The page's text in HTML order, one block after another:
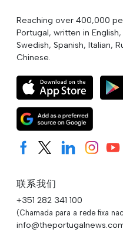
Reaching over 400,000
Portugal, written in
Swedish, Spanish, Italian,
Chinese.
联系我们
+351 282 341 100
(Chamada para a rede fixa